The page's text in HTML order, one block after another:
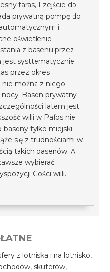
taras, 1 zejście do
prywatną pompę do
i
oświetlenie
z basenu przez
jest systtematycznie
przez okres
nie można z niego
Basen prywatny
latem jest
willi w Pafos nie
baseny tylko miejski
się z trudnościami w
takich basenów. A
wybierać
Gości willi.
z lotniska i na lotnisko,
skuterów,